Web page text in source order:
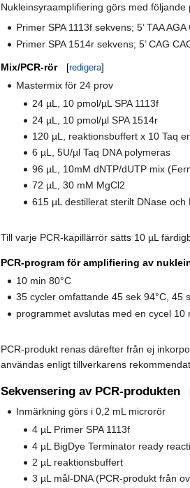
Nukleinsyraamplifiering görs med följande
Primer SPA 1113f sekvens; 5’ TAA
Primer SPA 1514r sekvens; 5’ CAG
Mix/PCR-rör [redigera]
Mastermix för 24 prov
24 µL, 10 pmol/µL SPA 1113f
24 µL, 10 pmol/µl SPA 1514r
120 µL, reaktionsbuffert x 10 Taq
6 µL, 5U/µl Taq DNA polymeras
96 µL, 10mM dNTP/dUTP mix
72 µL, 30 mM MgCl2
615 µL destillerat sterilt DNase och
Till varje PCR-kapillärrör sätts 10 µL
PCR-program för amplifiering av
10 min 80°C
35 cycler omfattande 45 sek 94°C, 45
programmet avslutas med en cycel 10
PCR-produkt renas därefter från ej
användas enligt tillverkarens
Sekvensering av PCR-produkten
Inmärkning görs i 0,2 mL microrör
4 µL Primer SPA 1113f
4 µL BigDye Terminator ready
2 µL reaktionsbuffert
3 µL mål-DNA (PCR-produkt från